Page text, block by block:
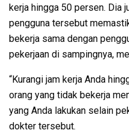
kerja hingga 50 persen. Dia
pengguna tersebut
bekerja sama dengan
pekerjaan di sampingnya,
“Kurangi jam kerja Anda
orang yang tidak bekerja
yang Anda lakukan selain
dokter tersebut.